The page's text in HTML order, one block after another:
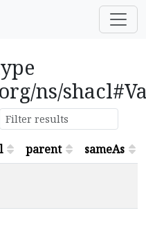
ns/
parent
sameAs